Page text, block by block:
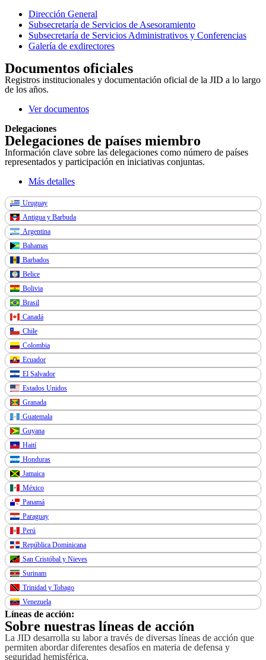
Dirección General
Subsecretaría de Servicios de Asesoramiento
Subsecretaría de Servicios Administrativos y Conferencias
Galería de exdirectores
Documentos oficiales
Registros institucionales y documentación oficial de la JID a lo largo
de los años.
Ver documentos
Delegaciones
Delegaciones de países miembro
Información clave sobre las delegaciones como número de países
representados y participación en iniciativas conjuntas.
Más detalles
Uruguay
Antigua y Barbuda
Argentina
Bahamas
Barbados
Belice
Bolivia
Brasil
Canadá
Chile
Colombia
Ecuador
El Salvador
Estados Unidos
Granada
Guatemala
Guyana
Haití
Honduras
Jamaica
México
Panamá
Paraguay
Perú
República Dominicana
San Cristóbal y Nieves
Surinam
Trinidad y Tobago
Venezuela
Líneas de acción:
Sobre nuestras líneas de acción
La JID desarrolla su labor a través de diversas líneas de acción que
permiten abordar diferentes desafíos en materia de defensa y
seguridad hemisférica.